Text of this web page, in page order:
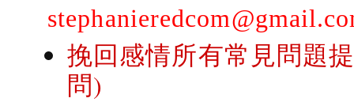
挽回感情所有常見問題
問)